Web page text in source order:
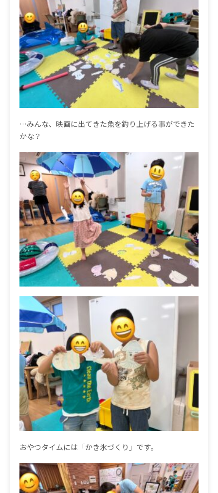
…みんな、映画に出てきた魚を釣り上げる事ができた
かな？
おやつタイムには「かき氷づくり」です。